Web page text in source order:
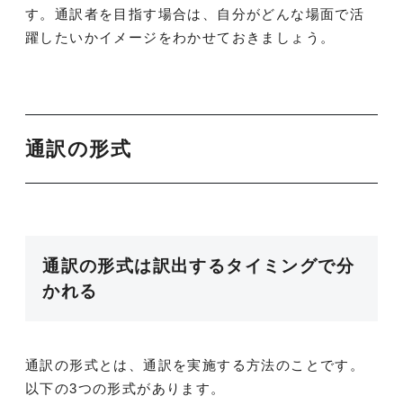
す。通訳者を目指す場合は、自分がどんな場面で活
躍したいかイメージをわかせておきましょう。
通訳の形式
通訳の形式は訳出するタイミングで分
かれる
通訳の形式とは、通訳を実施する方法のことです。
以下の3つの形式があります。